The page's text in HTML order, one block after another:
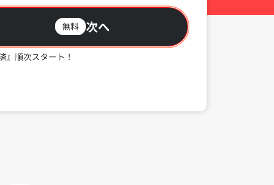
無料 次へ
』順次スタート！